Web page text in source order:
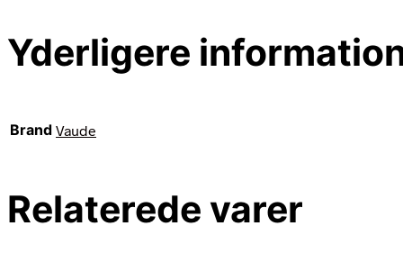
Yderligere
Brand Vaude
Relaterede varer